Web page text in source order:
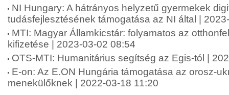
NI Hungary: A hátrányos helyzetű gyermekek
tudásfejlesztésének támogatása az NI által |
MTI: Magyar Államkicstár: folyamatos az
kifizetése | 2023-03-02 08:54
OTS-MTI: Humanitárius segítség az Egis-tól |
E-on: Az E.ON Hungária támogatása az orosz-
menekülőknek | 2022-03-18 11:20